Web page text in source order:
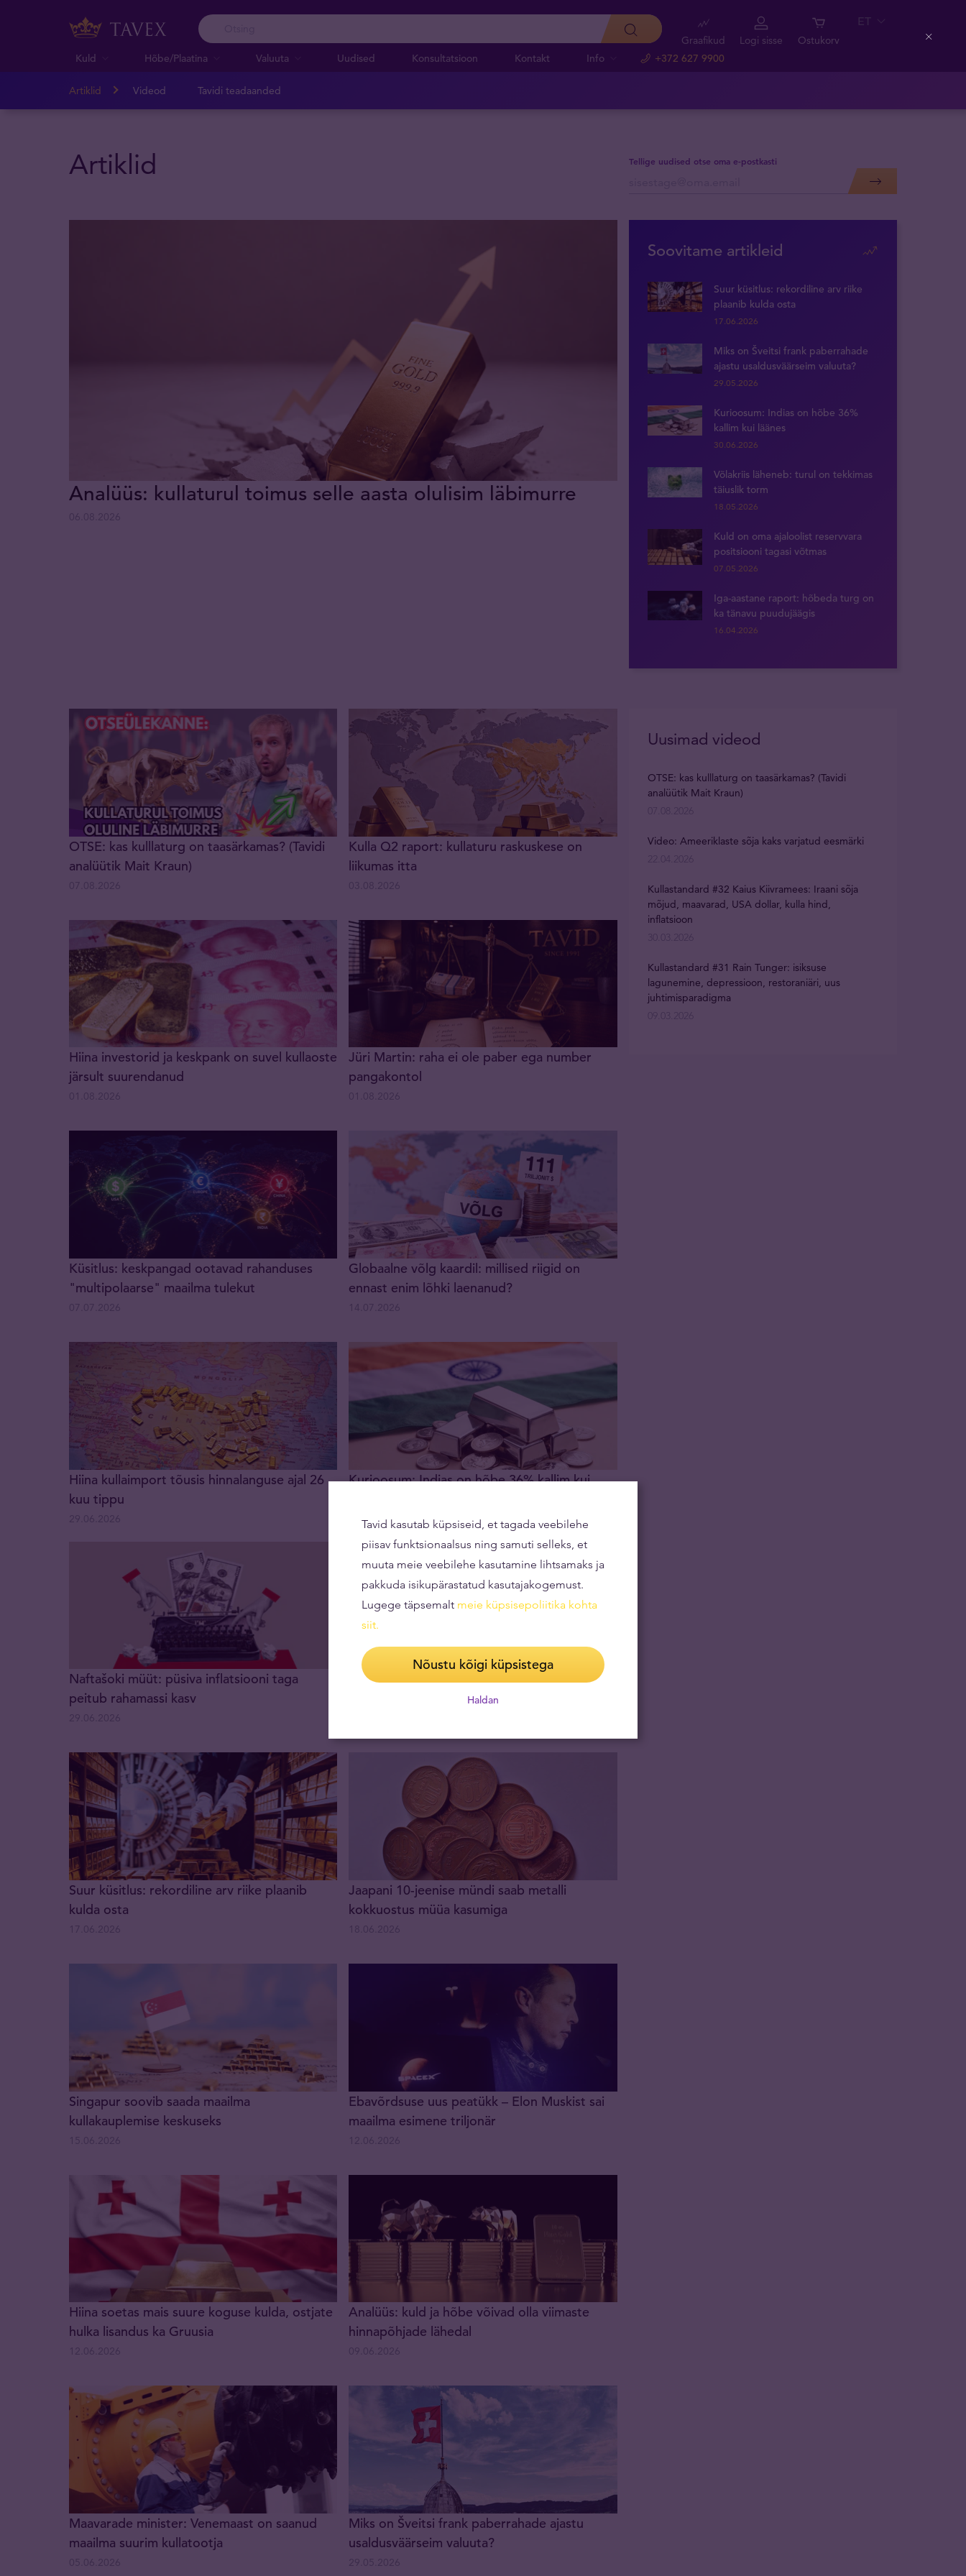
Kuld Hõbe/Plaatina Valuuta Uudised Konsultatsioon Kontakt Info +372 627 9900
Graafikud Logi sisse Ostukorv
ET
Artiklid Videod Tavidi teadaanded
Artiklid Tellige uudised otse oma e-postkasti
Analüüs: kullaturul toimus selle aasta olulisim läbimurre
Soovitame artikleid
Suur küsitlus: rekordiline arv riike
plaanib kulda osta
17.06.2026
Miks on Šveitsi frank paberrahade
ajastu usaldusväärseim valuuta?
29.05.2026
Kurioosum: Indias on hõbe 36%
kallim kui läänes
30.06.2026
Võlakriis läheneb: turul on tekkimas
täiuslik torm
18.05.2026
Kuld on oma ajaloolist reservvara
positsiooni tagasi võtmas
07.05.2026
Iga-aastane raport: hõbeda turg on
ka tänavu puudujäägis
16.04.2026
OTSE: kas kulllaturg on taasärkamas? (Tavidi
analüütik Mait Kraun)
Kulla Q2 raport: kullaturu raskuskese on
liikumas itta
Hiina investorid ja keskpank on suvel kullaoste
järsult suurendanud
Jüri Martin: raha ei ole paber ega number
pangakontol
Küsitlus: keskpangad ootavad rahanduses
"multipolaarse" maailma tulekut
Globaalne võlg kaardil: millised riigid on
ennast enim lõhki laenanud?
Hiina kullaimport tõusis hinnalanguse ajal 26
kuu tippu
Kurioosum: Indias on hõbe 36% kallim kui
30.06.2026
Uusimad videod
OTSE: kas kulllaturg on taasärkamas? (Tavidi
analüütik Mait Kraun)
07.08.2026
Video: Ameeriklaste sõja kaks varjatud eesmärki
22.04.2026
Kullastandard #32 Kaius Kiivramees: Iraani sõja
mõjud, maavarad, USA dollar, kulla hind,
inflatsioon
30.03.2026
Kullastandard #31 Rain Tunger: isiksuse
lagunemine, depressioon, restoraniäri, uus
juhtimisparadigma
09.03.2026
Naftašoki müüt: püsiva inflatsiooni taga
peitub rahamassi kasv
Mitmed suurpangad kärpisid kulla
Suur küsitlus: rekordiline arv riike plaanib
kulda osta
Jaapani 10-jeenise mündi saab metalli
kokkuostus müüa kasumiga
Singapur soovib saada maailma
kullakauplemise keskuseks
Ebavõrdsuse uus peatükk – Elon Muskist sai
maailma esimene triljonär
Hiina soetas mais suure koguse kulda, ostjate
hulka lisandus ka Gruusia
Analüüs: kuld ja hõbe võivad olla viimaste
hinnapõhjade lähedal
Maavarade minister: Venemaast on saanud
maailma suurim kullatootja
Miks on Šveitsi frank paberrahade ajastu
usaldusväärseim valuuta?
Tavid kasutab küpsiseid, et tagada veebilehe
piisav funktsionaalsus ning samuti selleks, et
muuta meie veebilehe kasutamine lihtsamaks ja
pakkuda isikupärastatud kasutajakogemust.
Lugege täpsemalt meie küpsisepoliitika kohta
siit.
Nõustu kõigi küpsistega
Haldan
Close